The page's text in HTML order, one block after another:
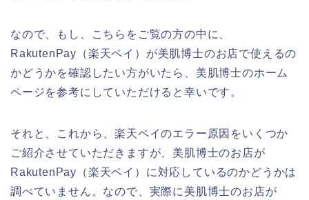
なので、もし、こちらをご覧の方の中に、
RakutenPay（楽天ペイ）が美肌博士のお店で使えるの
かどうかを確認したい方がいたら、美肌博士のホーム
ページを参考にしていただけると幸いです。
それと、これから、楽天ペイのエラー原因をいくつか
ご紹介させていただきますが、美肌博士のお店が
RakutenPay（楽天ペイ）に対応しているのかどうかは
調べていません。なので、実際に美肌博士のお店が